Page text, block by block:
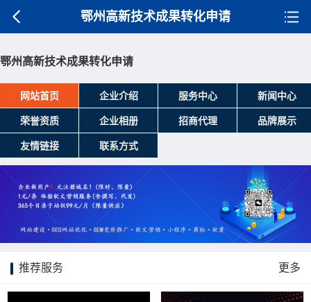
鄂州高新技术成果转化申请
鄂州高新技术成果转化申请
网站首页 企业介绍 服务中心 新闻中心
荣誉资质 企业相册 招商代理 品牌展示
友情链接 联系方式
推荐服务 更多